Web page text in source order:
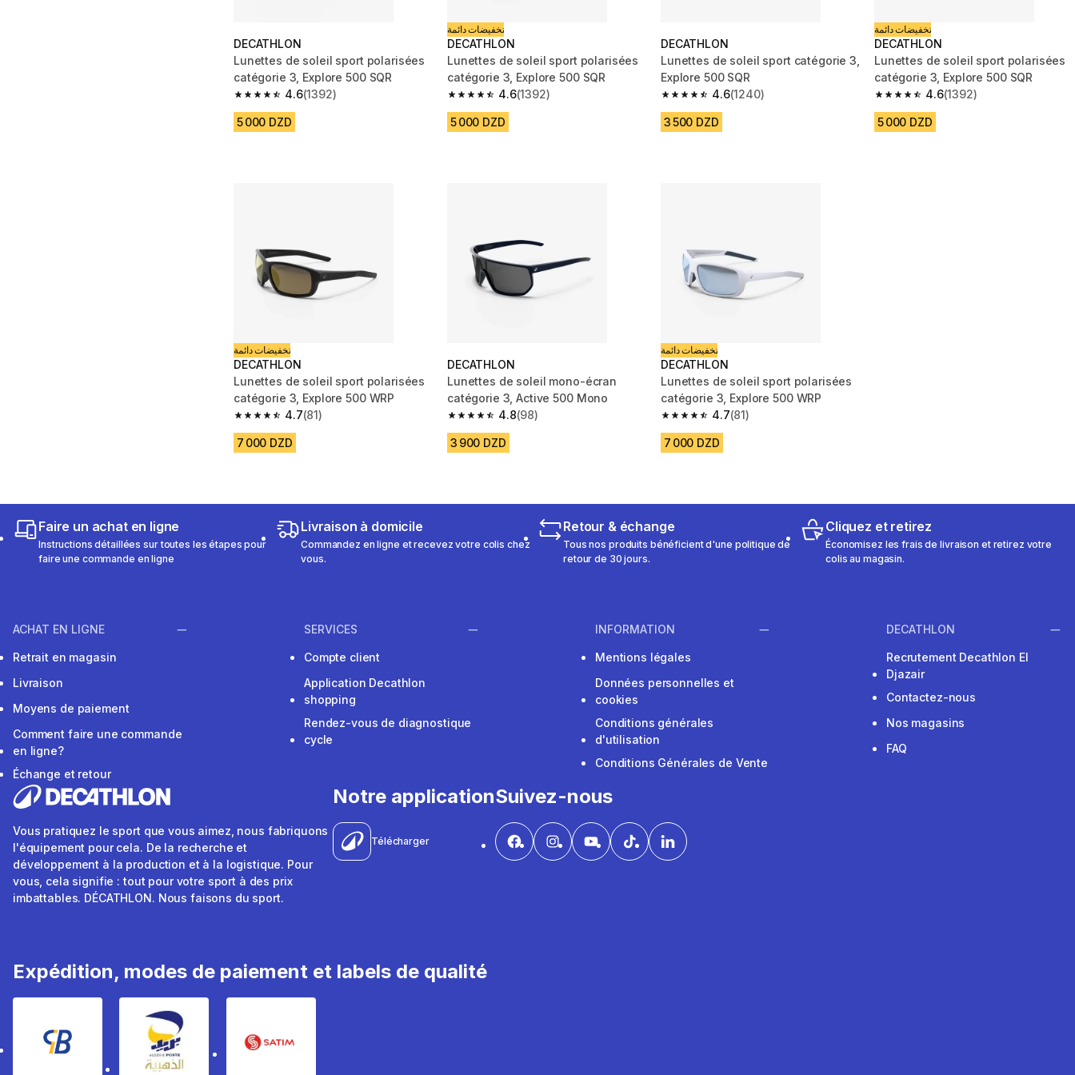
DECATHLON
Lunettes de soleil sport polarisées
catégorie 3, Explore 500 SQR
4.6
4.6 out of 5 stars from 1392 reviews
(1392)
5 000 DZD
تخفيضات دائمة
DECATHLON
Lunettes de soleil sport polarisées
catégorie 3, Explore 500 SQR
4.6
4.6 out of 5 stars from 1392 reviews
(1392)
5 000 DZD
DECATHLON
Lunettes de soleil sport catégorie 3,
Explore 500 SQR
4.6
4.6 out of 5 stars from 1240 reviews
(1240)
3 500 DZD
تخفيضات دائمة
DECATHLON
Lunettes de soleil sport polarisées
catégorie 3, Explore 500 SQR
4.6
4.6 out of 5 stars from 1392 reviews
(1392)
5 000 DZD
تخفيضات دائمة
DECATHLON
Lunettes de soleil sport polarisées
catégorie 3, Explore 500 WRP
4.7
4.7 out of 5 stars from 81 reviews
(81)
7 000 DZD
DECATHLON
Lunettes de soleil mono-écran
catégorie 3, Active 500 Mono
4.8
4.8 out of 5 stars from 98 reviews
(98)
3 900 DZD
تخفيضات دائمة
DECATHLON
Lunettes de soleil sport polarisées
catégorie 3, Explore 500 WRP
4.7
4.7 out of 5 stars from 81 reviews
(81)
7 000 DZD
Faire un achat en ligne
Instructions détaillées sur toutes les étapes pour
faire une commande en ligne
Livraison à domicile
Commandez en ligne et recevez votre colis chez
vous.
Retour & échange
Tous nos produits bénéficient d'une politique de
retour de 30 jours.
Cliquez et retirez
Économisez les frais de livraison et retirez votre
colis au magasin.
ACHAT EN LIGNE
Retrait en magasin
Livraison
Moyens de paiement
Comment faire une commande
en ligne?
Échange et retour
SERVICES
Compte client
Application Decathlon
shopping
Rendez-vous de diagnostique
cycle
INFORMATION
Mentions légales
Données personnelles et
cookies
Conditions générales
d'utilisation
Conditions Générales de Vente
DECATHLON
Recrutement Decathlon El
Djazair
Contactez-nous
Nos magasins
FAQ
Vous pratiquez le sport que vous aimez, nous fabriquons
l'équipement pour cela. De la recherche et
développement à la production et à la logistique. Pour
vous, cela signifie : tout pour votre sport à des prix
imbattables. DÉCATHLON. Nous faisons du sport.
Notre application
Télécharger
Suivez-nous
Expédition, modes de paiement et labels de qualité